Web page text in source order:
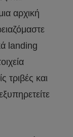
αρχική
landing
τριβές και